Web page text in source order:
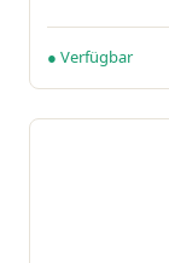
● Verfügbar